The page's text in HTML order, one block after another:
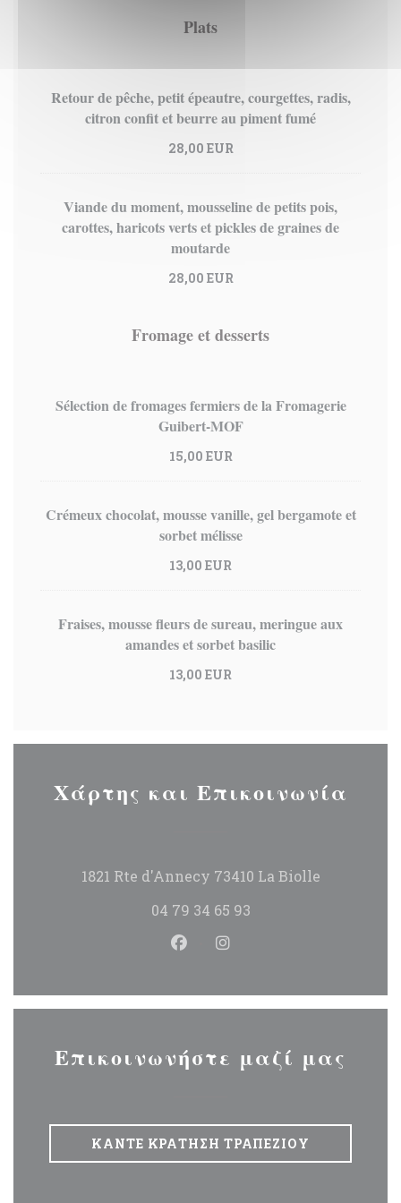
Plats
Retour de pêche, petit épeautre, courgettes, radis,
citron confit et beurre au piment fumé
28,00 EUR
Viande du moment, mousseline de petits pois,
carottes, haricots verts et pickles de graines de
moutarde
28,00 EUR
Fromage et desserts
Sélection de fromages fermiers de la Fromagerie
Guibert-MOF
15,00 EUR
Crémeux chocolat, mousse vanille, gel bergamote et
sorbet mélisse
13,00 EUR
Fraises, mousse fleurs de sureau, meringue aux
amandes et sorbet basilic
13,00 EUR
Χάρτης και Επικοινωνία
1821 Rte d'Annecy 73410 La Biolle((ανοίγει
04 79 34 65 93
Facebook ((ανοίγει σε νέο
Instagram ((ανοίγει
Επικοινωνήστε μαζί μας
ΚΆΝΤΕ ΚΡΆΤΗΣΗ ΤΡΑΠΕΖΙΟΎ